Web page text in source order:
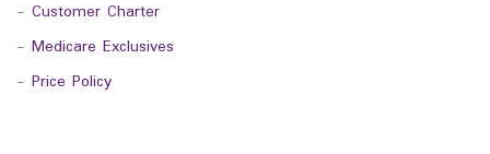
- Customer Charter
- Medicare Exclusives
- Price Policy